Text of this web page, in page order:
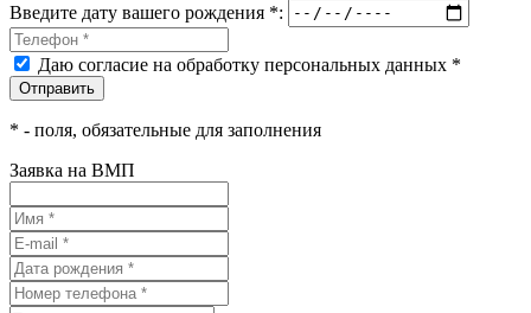
Введите дату вашего рождения *:
Даю согласие на обработку персональных данных *
* - поля, обязательные для заполнения
Заявка на ВМП